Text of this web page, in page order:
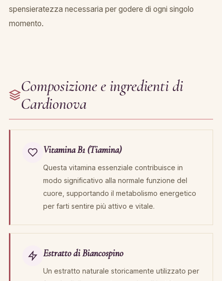
spensieratezza necessaria per godere di ogni singolo
momento.
Composizione e ingredienti di
Cardionova
Vitamina B1 (Tiamina)
Questa vitamina essenziale contribuisce in
modo significativo alla normale funzione del
cuore, supportando il metabolismo energetico
per farti sentire più attivo e vitale.
Estratto di Biancospino
Un estratto naturale storicamente utilizzato per